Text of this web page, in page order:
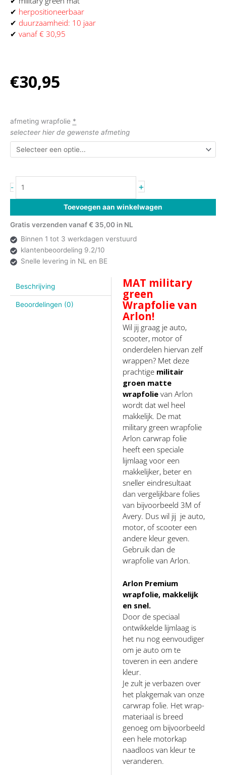
✔ herpositioneerbaar
✔ duurzaamheid: 10 jaar
✔ vanaf € 30,95
€30,95
afmeting wrapfolie *
selecteer hier de gewenste afmeting
-
van
Arlon
506
aantal
+
Toevoegen aan winkelwagen
Gratis verzenden vanaf € 35,00 in NL
Binnen 1 tot 3 werkdagen verstuurd
klantenbeoordeling 9.2/10
Snelle levering in NL en BE
Beschrijving
Beoordelingen (0)
MAT military
green
Wrapfolie van
Arlon!
Wil jij graag je auto,
scooter, motor of
onderdelen hiervan zelf
wrappen? Met deze
prachtige militair
groen matte
wrapfolievan Arlon
wordt dat wel heel
makkelijk. De mat
military green wrapfolie
Arlon carwrap folie
heeft een speciale
lijmlaag voor een
makkelijker, beter en
sneller eindresultaat
dan vergelijkbare folies
van bijvoorbeeld 3M of
Avery. Dus wil jij je auto,
motor, of scooter een
andere kleur geven.
Gebruik dan de
wrapfolie van Arlon.
Arlon Premium
wrapfolie, makkelijk
en snel.
Door de speciaal
ontwikkelde lijmlaag is
het nu nog eenvoudiger
om je auto om te
toveren in een andere
kleur.
Je zult je verbazen over
het plakgemak van onze
carwrap folie. Het wrap-
materiaal is breed
genoeg om bijvoorbeeld
een hele motorkap
naadloos van kleur te
veranderen.